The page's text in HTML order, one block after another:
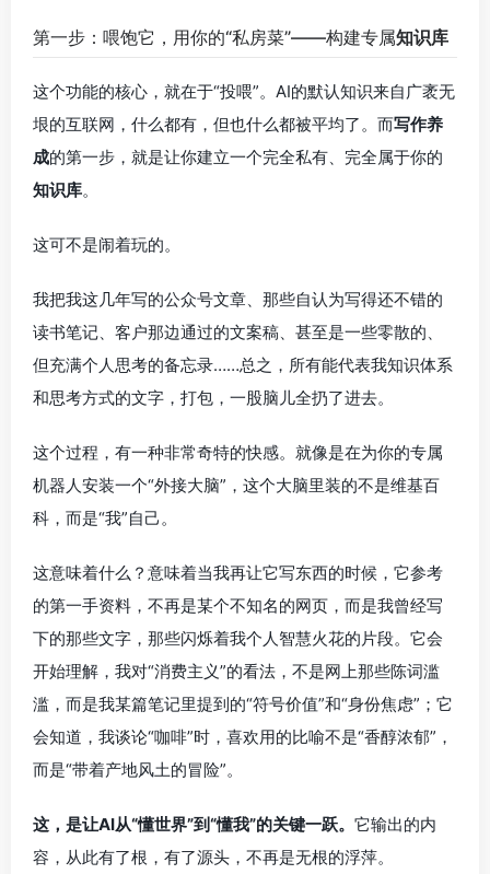
第一步：喂饱它，用你的“私房菜”——构建专属知识库
这个功能的核心，就在于“投喂”。AI的默认知识来自广袤无
垠的互联网，什么都有，但也什么都被平均了。而写作养
成的第一步，就是让你建立一个完全私有、完全属于你的
知识库。
这可不是闹着玩的。
我把我这几年写的公众号文章、那些自认为写得还不错的
读书笔记、客户那边通过的文案稿、甚至是一些零散的、
但充满个人思考的备忘录……总之，所有能代表我知识体系
和思考方式的文字，打包，一股脑儿全扔了进去。
这个过程，有一种非常奇特的快感。就像是在为你的专属
机器人安装一个“外接大脑”，这个大脑里装的不是维基百
科，而是“我”自己。
这意味着什么？意味着当我再让它写东西的时候，它参考
的第一手资料，不再是某个不知名的网页，而是我曾经写
下的那些文字，那些闪烁着我个人智慧火花的片段。它会
开始理解，我对“消费主义”的看法，不是网上那些陈词滥
滥，而是我某篇笔记里提到的“符号价值”和“身份焦虑”；它
会知道，我谈论“咖啡”时，喜欢用的比喻不是“香醇浓郁”，
而是“带着产地风土的冒险”。
这，是让AI从“懂世界”到“懂我”的关键一跃。 它输出的内
容，从此有了根，有了源头，不再是无根的浮萍。